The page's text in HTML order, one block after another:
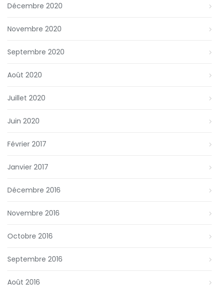
Décembre 2020
Novembre 2020
Septembre 2020
Août 2020
Juillet 2020
Juin 2020
Février 2017
Janvier 2017
Décembre 2016
Novembre 2016
Octobre 2016
Septembre 2016
Août 2016